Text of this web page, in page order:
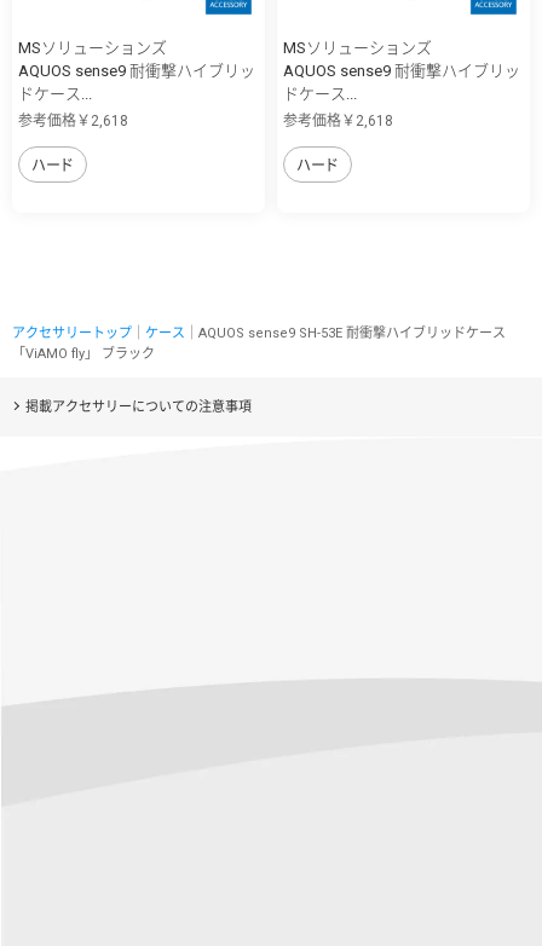
MSソリューションズ
AQUOS sense9 耐衝撃ハイブリッ
ドケース...
参考価格￥2,618
ハード
MSソリューションズ
AQUOS sense9 耐衝撃ハイブリッ
ドケース...
参考価格￥2,618
ハード
アクセサリートップ ケース ｜AQUOS sense9 SH-53E 耐衝撃ハイブリッドケース
「ViAMO fly」 ブラック
掲載アクセサリーについての注意事項